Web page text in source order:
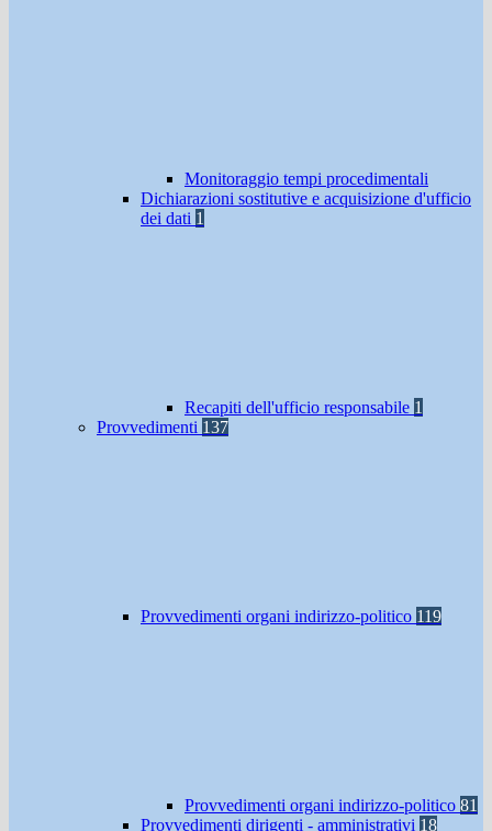
Monitoraggio tempi procedimentali
Dichiarazioni sostitutive e acquisizione d'ufficio
dei dati 1
Recapiti dell'ufficio responsabile 1
Provvedimenti 137
Provvedimenti organi indirizzo-politico 119
Provvedimenti organi indirizzo-politico 81
Provvedimenti dirigenti - amministrativi 18